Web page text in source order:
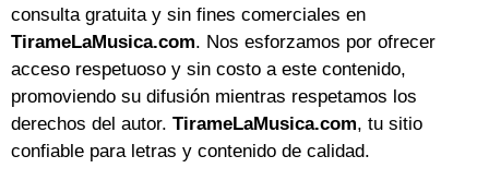
consulta gratuita y sin fines comerciales en
TirameLaMusica.com. Nos esforzamos por ofrecer
acceso respetuoso y sin costo a este contenido,
promoviendo su difusión mientras respetamos los
derechos del autor. TirameLaMusica.com, tu sitio
confiable para letras y contenido de calidad.